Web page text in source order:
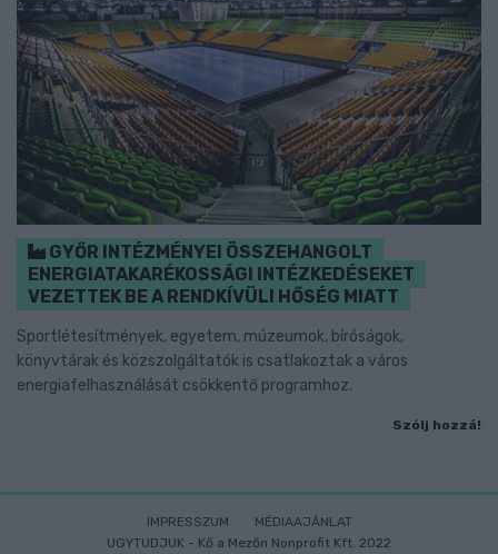
GYŐR INTÉZMÉNYEI ÖSSZEHANGOLT
ENERGIATAKARÉKOSSÁGI INTÉZKEDÉSEKET
VEZETTEK BE A RENDKÍVÜLI HŐSÉG MIATT
Sportlétesítmények, egyetem, múzeumok, bíróságok,
könyvtárak és közszolgáltatók is csatlakoztak a város
energiafelhasználását csökkentő programhoz.
Szólj hozzá!
IMPRESSZUM
MÉDIAAJÁNLAT
UGYTUDJUK - Kő a Mezőn Nonprofit Kft. 2022